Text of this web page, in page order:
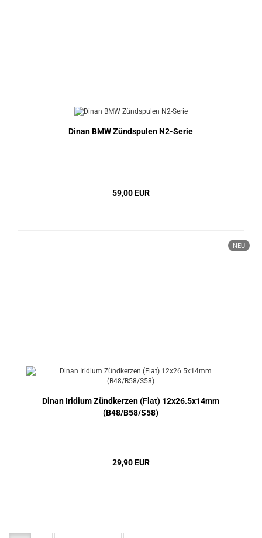
Dinan BMW Zündspulen N2-Serie
59,00 EUR
NEU
Dinan Iridium Zündkerzen (Flat) 12x26.5x14mm
(B48/B58/S58)
29,90 EUR